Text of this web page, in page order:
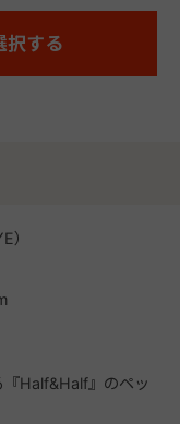
択する
）
Half&Half』のペッ